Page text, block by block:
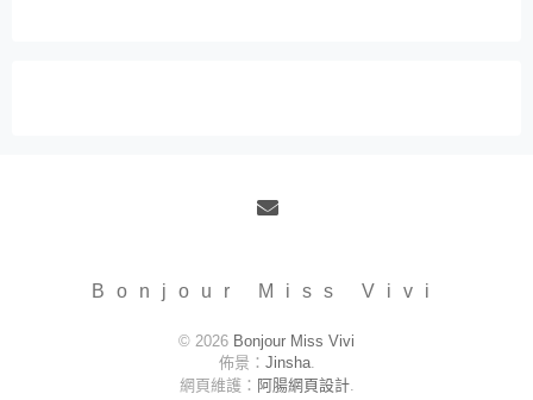
Bonjour Miss Vivi
© 2026 Bonjour Miss Vivi
佈景： Jinsha.
網頁維護： 阿腸網頁設計.